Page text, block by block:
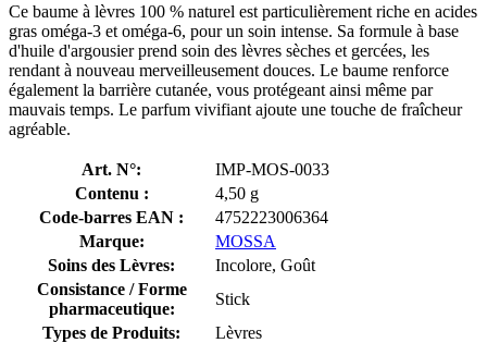
Ce baume à lèvres 100 % naturel est particulièrement riche en acides
gras oméga-3 et oméga-6, pour un soin intense. Sa formule à base
d'huile d'argousier prend soin des lèvres sèches et gercées, les
rendant à nouveau merveilleusement douces. Le baume renforce
également la barrière cutanée, vous protégeant ainsi même par
mauvais temps. Le parfum vivifiant ajoute une touche de fraîcheur
agréable.
Art. N°:
IMP-MOS-0033
Contenu :
4,50 g
Code-barres EAN :
4752223006364
Marque:
MOSSA
Soins des Lèvres:
Incolore, Goût
Consistance / Forme
pharmaceutique:
Stick
Types de Produits:
Lèvres